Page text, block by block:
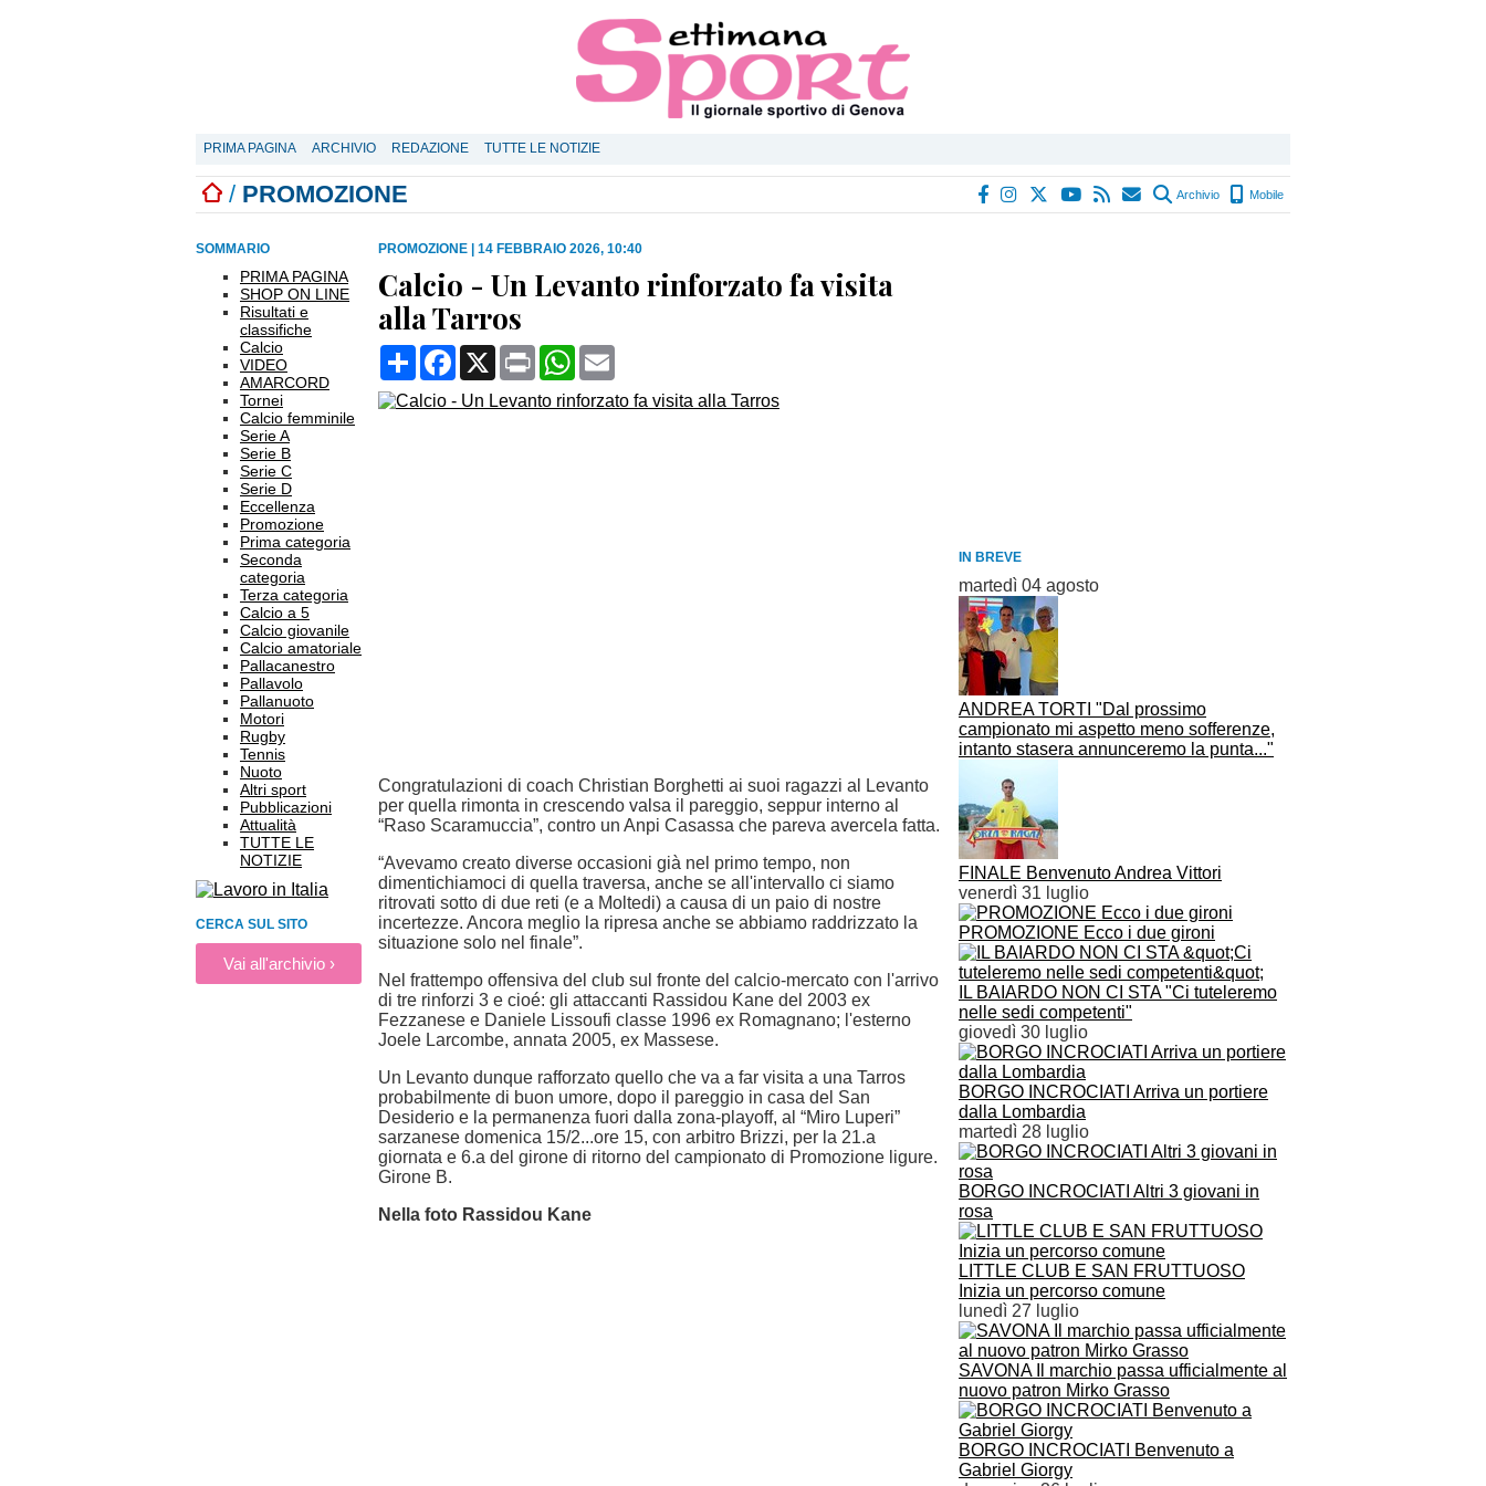
PRIMA PAGINA ARCHIVIO REDAZIONE TUTTE LE NOTIZIE
/ PROMOZIONE Archivio Mobile
IN BREVE
martedì 04 agosto
ANDREA TORTI "Dal prossimo
campionato mi aspetto meno sofferenze,
intanto stasera annunceremo la punta..."
FINALE Benvenuto Andrea Vittori
venerdì 31 luglio
PROMOZIONE Ecco i due gironi
IL BAIARDO NON CI STA "Ci tuteleremo
nelle sedi competenti"
giovedì 30 luglio
BORGO INCROCIATI Arriva un portiere
dalla Lombardia
martedì 28 luglio
BORGO INCROCIATI Altri 3 giovani in
rosa
LITTLE CLUB E SAN FRUTTUOSO
Inizia un percorso comune
lunedì 27 luglio
SAVONA Il marchio passa ufficialmente al
nuovo patron Mirko Grasso
BORGO INCROCIATI Benvenuto a
Gabriel Giorgy
SOMMARIO
PRIMA PAGINA
SHOP ON LINE
Risultati e
classifiche
Calcio
VIDEO
AMARCORD
Tornei
Calcio femminile
Serie A
Serie B
Serie C
Serie D
Eccellenza
Promozione
Prima categoria
Seconda
categoria
Terza categoria
Calcio a 5
Calcio giovanile
Calcio amatoriale
Pallacanestro
Pallavolo
Pallanuoto
Motori
Rugby
Tennis
Nuoto
Altri sport
Pubblicazioni
Attualità
TUTTE LE
NOTIZIE
CERCA SUL SITO
Vai all'archivio ›
PROMOZIONE 14 FEBBRAIO 2026, 10:40
Calcio - Un Levanto rinforzato fa visita
alla Tarros
CondividiFacebook
X Print WhatsApp
Congratulazioni di coach Christian Borghetti ai suoi ragazzi al Levanto
per quella rimonta in crescendo valsa il pareggio, seppur interno al
“Raso Scaramuccia”, contro un Anpi Casassa che pareva avercela fatta.
“Avevamo creato diverse occasioni già nel primo tempo, non
dimentichiamoci di quella traversa, anche se all'intervallo ci siamo
ritrovati sotto di due reti (e a Moltedi) a causa di un paio di nostre
incertezze. Ancora meglio la ripresa anche se abbiamo raddrizzato la
situazione solo nel finale”.
Nel frattempo offensiva del club sul fronte del calcio-mercato con l'arrivo
di tre rinforzi 3 e cioé: gli attaccanti Rassidou Kane del 2003 ex
Fezzanese e Daniele Lissoufi classe 1996 ex Romagnano; l'esterno
Joele Larcombe, annata 2005, ex Massese.
Un Levanto dunque rafforzato quello che va a far visita a una Tarros
probabilmente di buon umore, dopo il pareggio in casa del San
Desiderio e la permanenza fuori dalla zona-playoff, al “Miro Luperi”
sarzanese domenica 15/2...ore 15, con arbitro Brizzi, per la 21.a
giornata e 6.a del girone di ritorno del campionato di Promozione ligure.
Girone B.
Nella foto Rassidou Kane